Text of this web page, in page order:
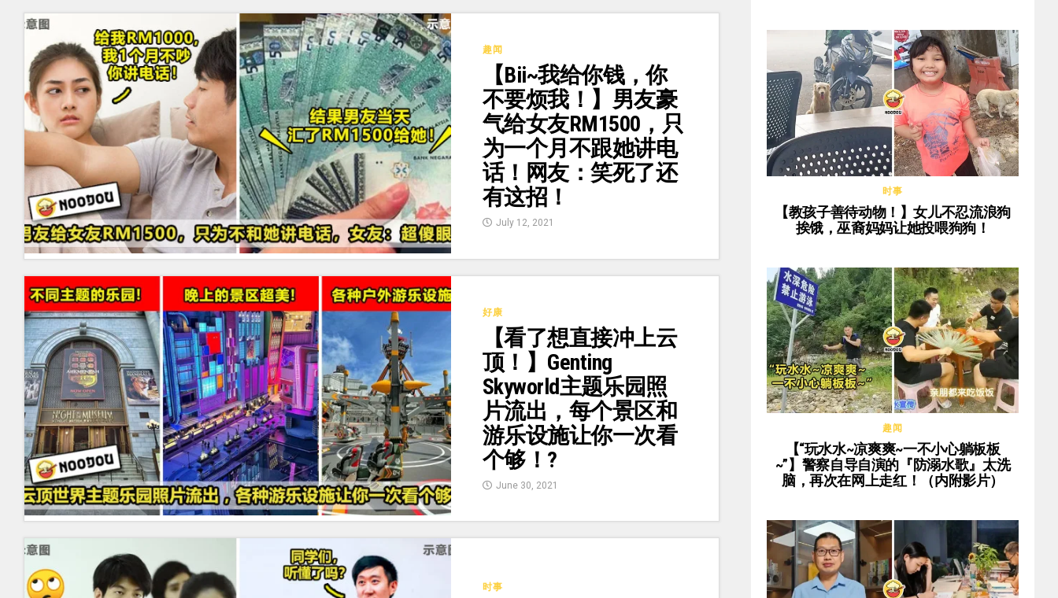
趣闻
【Bii~我给你钱，你
不要烦我！】男友豪
气给女友RM1500，只
为一个月不跟她讲电
话！网友：笑死了还
有这招！
July 12, 2021
好康
【看了想直接冲上云
顶！】Genting
Skyworld主题乐园照
片流出，每个景区和
游乐设施让你一次看
个够！?
June 30, 2021
时事
时事
【教孩子善待动物！】女儿不忍流浪狗
挨饿，巫裔妈妈让她投喂狗狗！
趣闻
【“玩水水~凉爽爽~一不小心躺板板
~”】警察自导自演的『防溺水歌』太洗
脑，再次在网上走红！（内附影片）